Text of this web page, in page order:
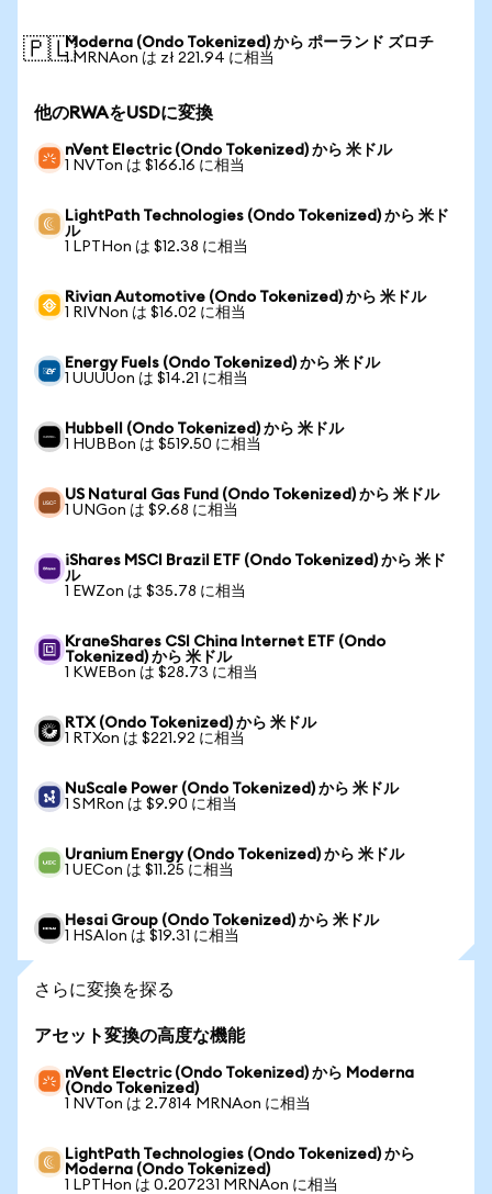
🇵🇱Moderna (Ondo Tokenized) から ポーランド ズロチ
1 MRNAon は zł 221.94 に相当
他のRWAをUSDに変換
nVent Electric (Ondo Tokenized) から 米ドル
1 NVTon は $166.16 に相当
LightPath Technologies (Ondo Tokenized) から 米ド
ル
1 LPTHon は $12.38 に相当
Rivian Automotive (Ondo Tokenized) から 米ドル
1 RIVNon は $16.02 に相当
Energy Fuels (Ondo Tokenized) から 米ドル
1 UUUUon は $14.21 に相当
Hubbell (Ondo Tokenized) から 米ドル
1 HUBBon は $519.50 に相当
US Natural Gas Fund (Ondo Tokenized) から 米ドル
1 UNGon は $9.68 に相当
iShares MSCI Brazil ETF (Ondo Tokenized) から 米ド
ル
1 EWZon は $35.78 に相当
KraneShares CSI China Internet ETF (Ondo
Tokenized) から 米ドル
1 KWEBon は $28.73 に相当
RTX (Ondo Tokenized) から 米ドル
1 RTXon は $221.92 に相当
NuScale Power (Ondo Tokenized) から 米ドル
1 SMRon は $9.90 に相当
Uranium Energy (Ondo Tokenized) から 米ドル
1 UECon は $11.25 に相当
Hesai Group (Ondo Tokenized) から 米ドル
1 HSAIon は $19.31 に相当
さらに変換を探る
アセット変換の高度な機能
nVent Electric (Ondo Tokenized) から Moderna
(Ondo Tokenized)
1 NVTon は 2.7814 MRNAon に相当
LightPath Technologies (Ondo Tokenized) から
Moderna (Ondo Tokenized)
1 LPTHon は 0.207231 MRNAon に相当